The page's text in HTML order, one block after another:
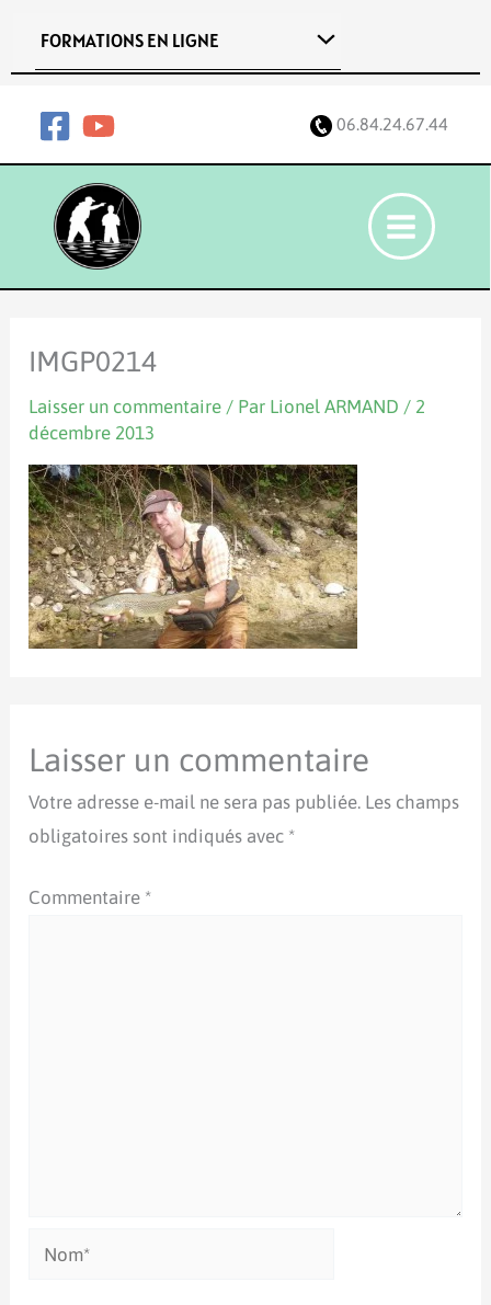
FORMATIONS EN LIGNE
06.84.24.67.44
IMGP0214
Laisser un commentaire / Par Lionel ARMAND / 2
décembre 2013
Laisser un commentaire
Votre adresse e-mail ne sera pas publiée. Les champs
obligatoires sont indiqués avec *
Commentaire *
Nom*